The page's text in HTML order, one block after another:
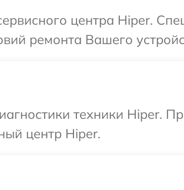
центра Hiper.
ремонта Вашего
техники Hiper.
центр Hiper.